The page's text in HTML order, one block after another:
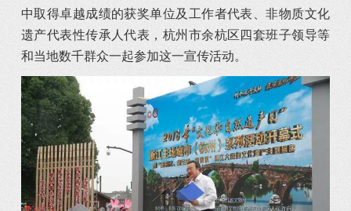
中取得卓越成绩的获奖单位及工作者代表、非物质文化
遗产代表性传承人代表，杭州市余杭区四套班子领导等
和当地数千群众一起参加这一宣传活动。